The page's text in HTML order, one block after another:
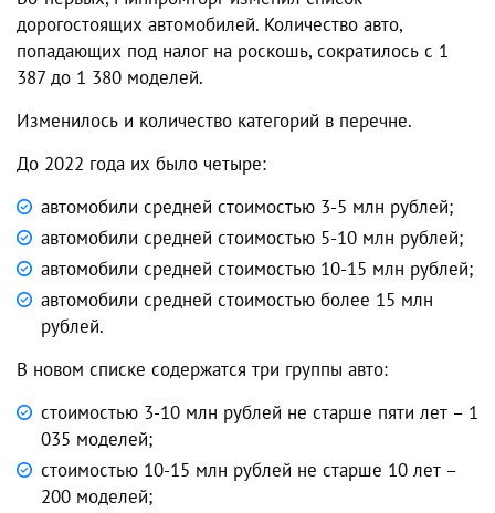
дорогостоящих автомобилей. Количество авто,
попадающих под налог на роскошь, сократилось с 1
387 до 1 380 моделей.
Изменилось и количество категорий в перечне.
До 2022 года их было четыре:
автомобили средней стоимостью 3-5 млн рублей;
автомобили средней стоимостью 5-10 млн рублей;
автомобили средней стоимостью 10-15 млн рублей;
автомобили средней стоимостью более 15 млн
рублей.
В новом списке содержатся три группы авто:
стоимостью 3-10 млн рублей не старше пяти лет – 1
035 моделей;
стоимостью 10-15 млн рублей не старше 10 лет –
200 моделей;